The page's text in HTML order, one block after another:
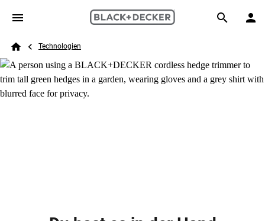
Skip to main content
Search
Breadcrumb
Technologien